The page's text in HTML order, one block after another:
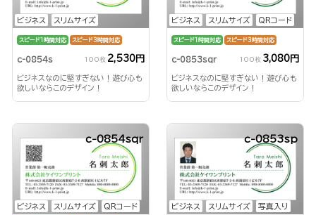
ビジネス スリムサイズ
スピード1時間対応 スピード3時間対応
c-0854s 100枚 2,530円
ビジネスなのに堅すぎない！遊び心も
欲しいならこのデザイン！
ビジネス スリムサイズ QRコード
スピード1時間対応 スピード3時間対応
c-0853sqr 100枚 3,080円
ビジネスなのに堅すぎない！遊び心も
欲しいならこのデザイン！
ビジネス スリムサイズ QRコード
c-0854sqr
ビジネス スリムサイズ 写真入り
c-0853sp